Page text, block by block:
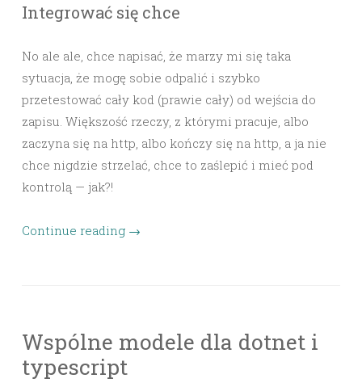
Integrować się chce
No ale ale, chce napisać, że marzy mi się taka
sytuacja, że mogę sobie odpalić i szybko
przetestować cały kod (prawie cały) od wejścia do
zapisu. Większość rzeczy, z którymi pracuje, albo
zaczyna się na http, albo kończy się na http, a ja nie
chce nigdzie strzelać, chce to zaślepić i mieć pod
kontrolą — jak?!
Continue reading →
Wspólne modele dla dotnet i
typescript